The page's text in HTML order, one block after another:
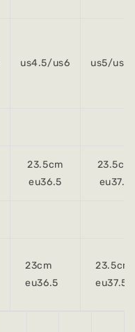
us4.5/us6 us5/
23.5cm
eu36.5
23.5cm
eu37.5
23cm
eu36.5
23.5cm
eu37.5